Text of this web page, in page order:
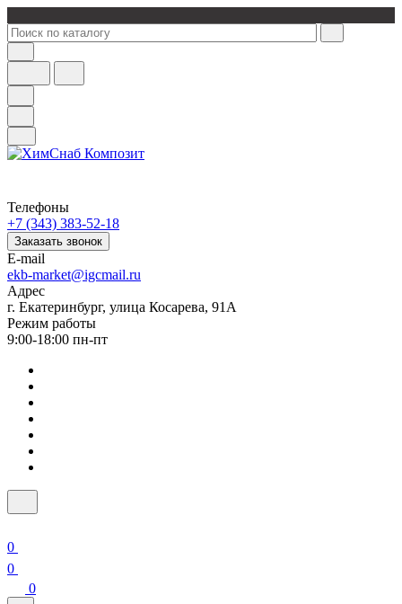
Телефоны
+7 (343) 383-52-18
Заказать звонок
E-mail
ekb-market@igcmail.ru
Адрес
г. Екатеринбург, улица Косарева, 91А
Режим работы
9:00-18:00 пн-пт
0
0
0